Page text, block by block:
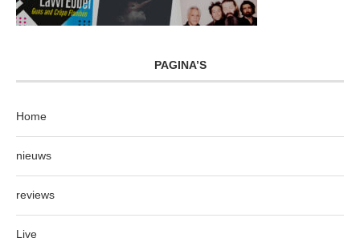
PAGINA’S
Home
nieuws
reviews
Live